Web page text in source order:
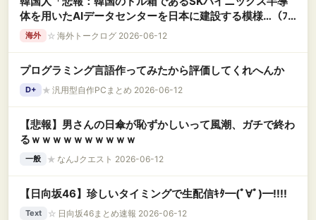
体を用いたAIデータセンターを日本に建設する模様…（ﾌﾞ
ﾙﾌﾞﾙ」＝韓国の反応
海外 ☆ 海外トークログ 2026-06-12
プログラミング言語作ってみたから評価してくれへんか
D+ ★ 汎用型自作PCまとめ 2026-06-12
【悲報】男さんの日傘が恥ずかしいって風潮、ガチで終わ
るｗｗｗｗｗｗｗｗｗｗ
一般 ★ なんJクエスト 2026-06-12
【日向坂46】珍しいタイミングで生配信ｷﾀ━(ﾟ∀ﾟ)━!!!!
Text ☆ 日向坂46まとめ速報 2026-06-12